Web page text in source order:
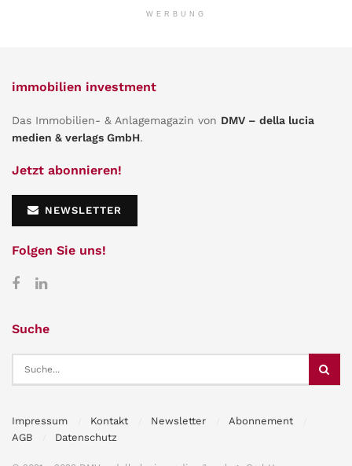
WERBUNG
immobilien investment
Das Immobilien- & Anlagemagazin von DMV – della lucia
medien & verlags GmbH.
Jetzt abonnieren!
NEWSLETTER
Folgen Sie uns!
Suche
Impressum Kontakt Newsletter
Abonnement
AGB
Datenschutz